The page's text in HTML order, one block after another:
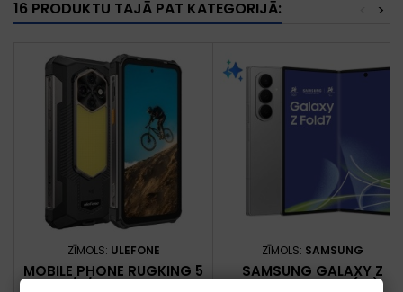
16 PRODUKTU TAJĀ PAT KATEGORIJĀ: >
ZĪMOLS: ULEFONE
MOBILE PHONE RUGKING 5
ZĪMOLS: SAMSUNG
SAMSUNG GALAXY Z
FOLD7 20,3 CM (8")